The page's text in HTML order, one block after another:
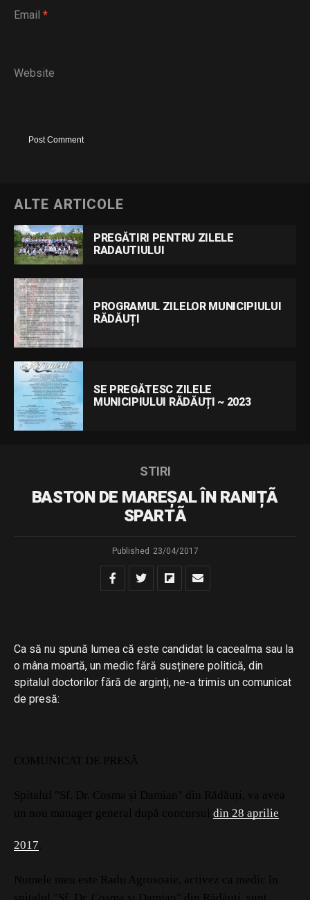
Email *
Website
ALTE ARTICOLE
PREGĂTIRI PENTRU ZILELE
RADAUTIULUI
PROGRAMUL ZILELOR MUNICIPIULUI
RĂDĂUȚI
SE PREGĂTESC ZILELE
MUNICIPIULUI RĂDĂUȚI ~ 2023
STIRI
BASTON DE MAREȘAL ÎN RANIȚÃ
SPARTÃ
Published 23/04/2017
Ca să nu spună lumea că este candidat la cacealma sau la
o mâna moartă, un medic fără susținere politică, din
spitalul doctorilor fără de arginți, ne-a trimis un comunicat
de presă:
COMUNICAT DE PRESĂ
Spitalul "Sf. Dr. Cosma și Damian" din Rădăuți, va avea
un nou manager general după concursul din 28 aprilie
2017
Numele meu este Radu Agrosoaie, activez ca medic în